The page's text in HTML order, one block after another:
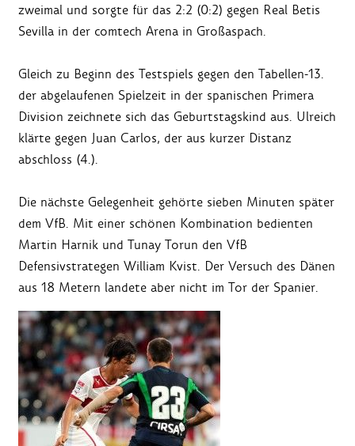
zweimal und sorgte für das 2:2 (0:2) gegen Real Betis
Sevilla in der comtech Arena in Großaspach.
Gleich zu Beginn des Testspiels gegen den Tabellen-13.
der abgelaufenen Spielzeit in der spanischen Primera
Division zeichnete sich das Geburtstagskind aus. Ulreich
klärte gegen Juan Carlos, der aus kurzer Distanz
abschloss (4.).
Die nächste Gelegenheit gehörte sieben Minuten später
dem VfB. Mit einer schönen Kombination bedienten
Martin Harnik und Tunay Torun den VfB
Defensivstrategen William Kvist. Der Versuch des Dänen
aus 18 Metern landete aber nicht im Tor der Spanier.